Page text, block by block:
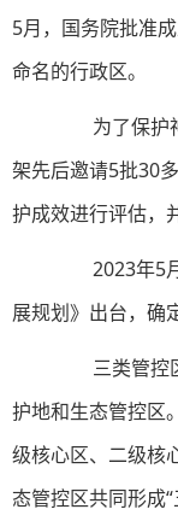
5月，国务院批准
命名的行政区。
为了保护神
架先后邀请5批30
护成效进行评估，
2023年5月
展规划》出台，确
三类管控区
护地和生态管控区
级核心区、二级核
态管控区共同形成“